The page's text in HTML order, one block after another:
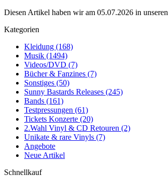
Diesen Artikel haben wir am 05.07.2026 in
Kategorien
Kleidung (168)
Musik (1494)
Videos/DVD (7)
Bücher & Fanzines (7)
Sonstiges (50)
Sunny Bastards Releases (245)
Bands (161)
Testpressungen (61)
Tickets Konzerte (20)
2.Wahl Vinyl & CD Retouren (2)
Unikate & rare Vinyls (7)
Angebote
Neue Artikel
Schnellkauf